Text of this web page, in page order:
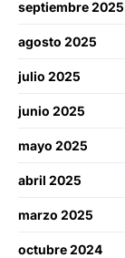
septiembre 2025
agosto 2025
julio 2025
junio 2025
mayo 2025
abril 2025
marzo 2025
octubre 2024